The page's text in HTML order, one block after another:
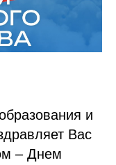
и
Вас
– Днем